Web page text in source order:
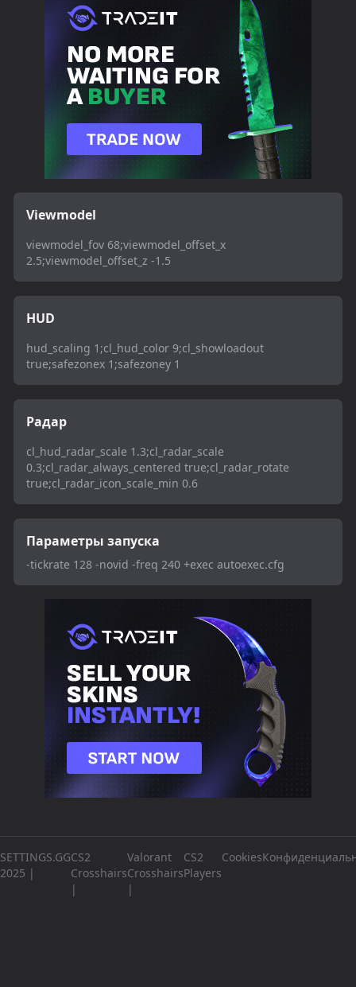
Viewmodel
viewmodel_fov 68;viewmodel_offset_x
2.5;viewmodel_offset_z -1.5
HUD
hud_scaling 1;cl_hud_color 9;cl_showloadout
true;safezonex 1;safezoney 1
Радар
cl_hud_radar_scale 1.3;cl_radar_scale
0.3;cl_radar_always_centered true;cl_radar_rotate
true;cl_radar_icon_scale_min 0.6
Параметры запуска
-tickrate 128 -novid -freq 240 +exec autoexec.cfg
SETTINGS.GG
2025 |
CS2
Crosshairs
|
Valorant
Crosshairs
|
CS2
Players
Cookies